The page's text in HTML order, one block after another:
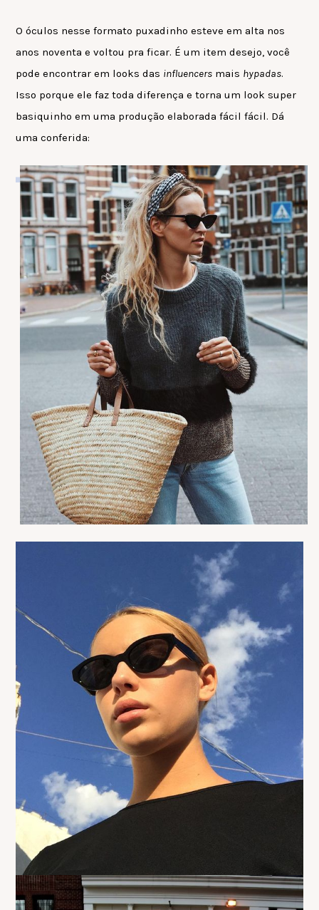
O óculos nesse formato puxadinho esteve em alta nos
anos noventa e voltou pra ficar. É um item desejo, você
pode encontrar em looks das influencers mais hypadas.
Isso porque ele faz toda diferença e torna um look super
basiquinho em uma produção elaborada fácil fácil. Dá
uma conferida: